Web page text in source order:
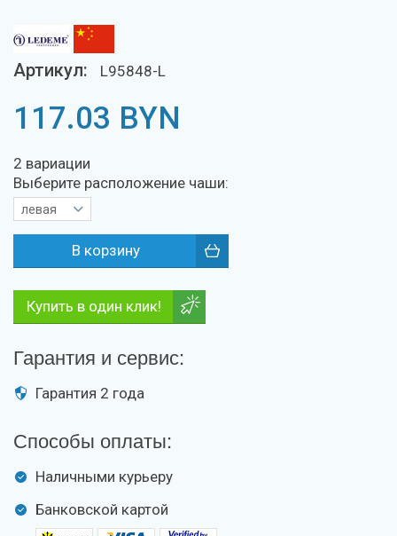
Артикул: L95848-L
117.03 BYN
2 вариации
Выберите расположение чаши:
левая
Купить в один клик!
Гарантия и сервис:
Гарантия 2 года
Способы оплаты:
Наличными курьеру
Банковской картой